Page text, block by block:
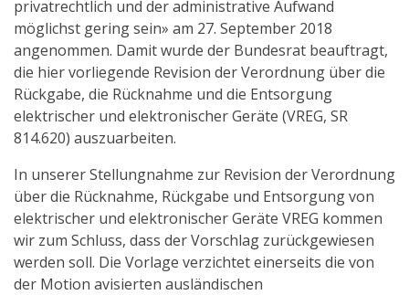
privatrechtlich und der administrative Aufwand
möglichst gering sein» am 27. September 2018
angenommen. Damit wurde der Bundesrat beauftragt,
die hier vorliegende Revision der Verordnung über die
Rückgabe, die Rücknahme und die Entsorgung
elektrischer und elektronischer Geräte (VREG, SR
814.620) auszuarbeiten.
In unserer Stellungnahme zur Revision der Verordnung
über die Rücknahme, Rückgabe und Entsorgung von
elektrischer und elektronischer Geräte VREG kommen
wir zum Schluss, dass der Vorschlag zurückgewiesen
werden soll. Die Vorlage verzichtet einerseits die von
der Motion avisierten ausländischen